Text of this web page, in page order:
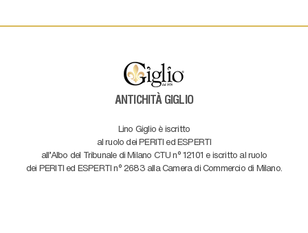
ANTICHITÀ GIGLIO
Lino Giglio è iscritto
al ruolo dei PERITI ed ESPERTI
all'Albo del Tribunale di Milano CTU n° 12101 e iscritto al ruolo
dei PERITI ed ESPERTI n° 2683 alla Camera di Commercio di Milano.